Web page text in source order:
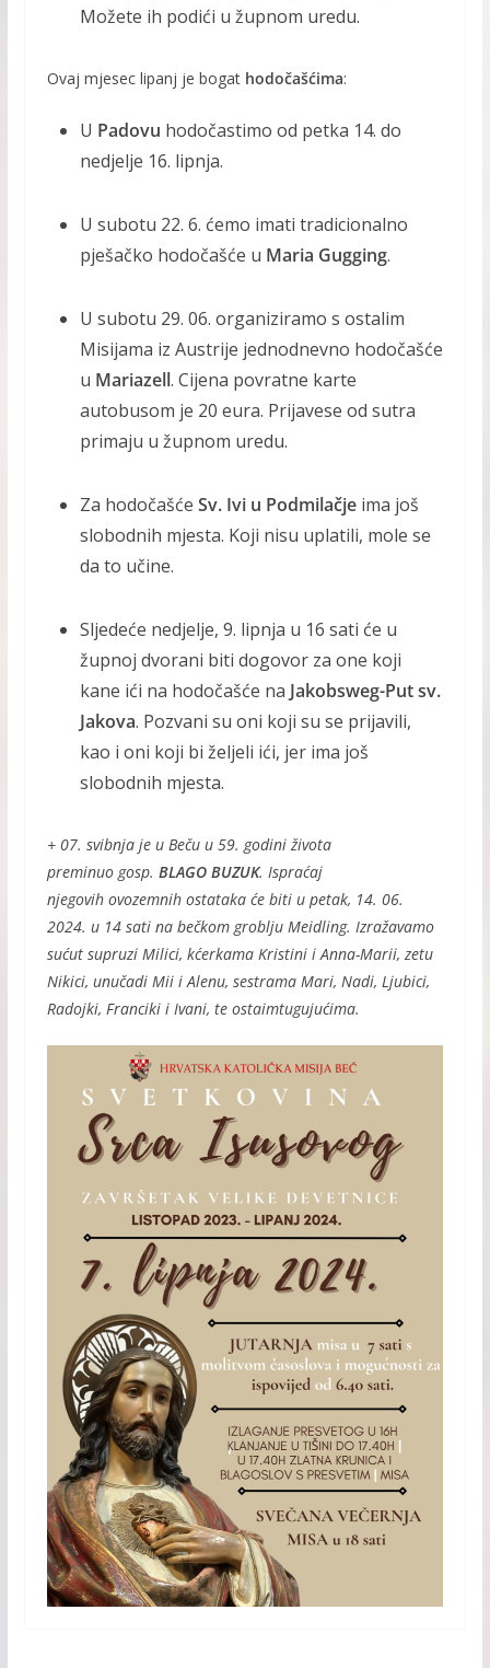
Možete ih podići u župnom uredu.
Ovaj mjesec lipanj je bogat hodočašćima:
U Padovu hodočastimo od petka 14. do
nedjelje 16. lipnja.
U subotu 22. 6. ćemo imati tradicionalno
pješačko hodočašće u Maria Gugging.
U subotu 29. 06. organiziramo s ostalim
Misijama iz Austrije jednodnevno hodočašće
u Mariazell. Cijena povratne karte
autobusom je 20 eura. Prijavese od sutra
primaju u župnom uredu.
Za hodočašće Sv. Ivi u Podmilačjeima još
slobodnih mjesta. Koji nisu uplatili, mole se
da to učine.
Sljedeće nedjelje, 9. lipnja u 16 sati će u
župnoj dvorani biti dogovor za one koji
kane ići na hodočašće na Jakobsweg-Put sv.
Jakova. Pozvani su oni koji su se prijavili,
kao i oni koji bi željeli ići, jer ima još
slobodnih mjesta.
+ 07. svibnja je u Beču u 59. godini života
preminuo gosp. BLAGO BUZUK. Ispraćaj
njegovih ovozemnih ostataka će biti u petak, 14. 06.
2024. u 14 sati na bečkom groblju Meidling. Izražavamo
sućut supruzi Milici, kćerkama Kristini i Anna-Marii, zetu
Nikici, unučadi Mii i Alenu, sestrama Mari, Nadi, Ljubici,
Radojki, Franciki i Ivani, te ostaimtugujućima.